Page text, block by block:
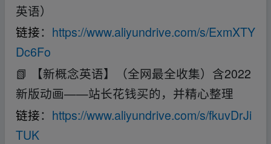
英语）
链接： https://www.aliyundrive.com/s/ExmXTY
Dc6Fo
📗 【新概念英语】（全网最全收集）含2022
新版动画——站长花钱买的，并精心整理
链接： https://www.aliyundrive.com/s/fkuvDrJi
TUK